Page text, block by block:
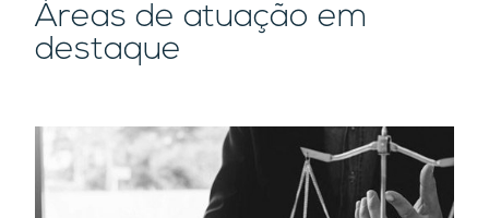
Áreas de atuação em
destaque